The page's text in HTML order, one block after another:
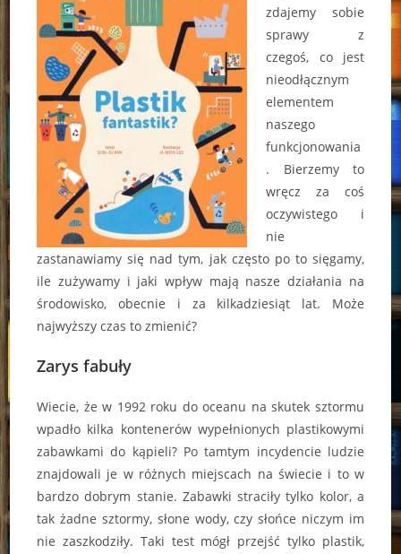
zdajemy sobie
sprawy z
czegoś, co jest
nieodłącznym
elementem
naszego
funkcjonowania
. Bierzemy to
wręcz za coś
oczywistego i
nie
zastanawiamy się nad tym, jak często po to sięgamy,
ile zużywamy i jaki wpływ mają nasze działania na
środowisko, obecnie i za kilkadziesiąt lat. Może
najwyższy czas to zmienić?
Zarys fabuły
Wiecie, że w 1992 roku do oceanu na skutek sztormu
wpadło kilka kontenerów wypełnionych plastikowymi
zabawkami do kąpieli? Po tamtym incydencie ludzie
znajdowali je w różnych miejscach na świecie i to w
bardzo dobrym stanie. Zabawki straciły tylko kolor, a
tak żadne sztormy, słone wody, czy słońce niczym im
nie zaszkodziły. Taki test mógł przejść tylko plastik,